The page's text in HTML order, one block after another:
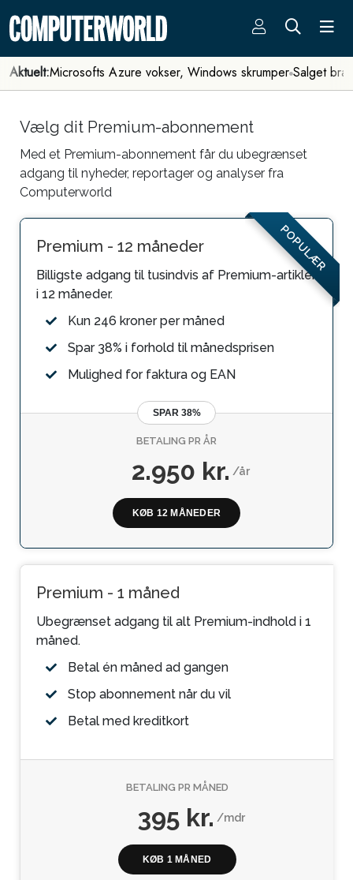
Aktuelt:Microsofts Azure vokser, Windows skrumper Salget
Vælg dit Premium-abonnement
Med et Premium-abonnement får du ubegrænset
adgang til nyheder, reportager og analyser fra
Computerworld
Premium - 1 måned
Ubegrænset adgang til alt Premium-indhold i 1
måned.
Betal én måned ad gangen
Stop abonnement når du vil
Betal med kreditkort
BETALING PR MÅNED
395 kr./mdr
KØB 1 MÅNED
POPULÆR
Premium - 12 måneder
Billigste adgang til tusindvis af Premium-artikler
i 12 måneder.
Kun 246 kroner per måned
Spar 38% i forhold til månedsprisen
Mulighed for faktura og EAN
SPAR 38%
BETALING PR ÅR
2.950 kr./år
KØB 12 MÅNEDER